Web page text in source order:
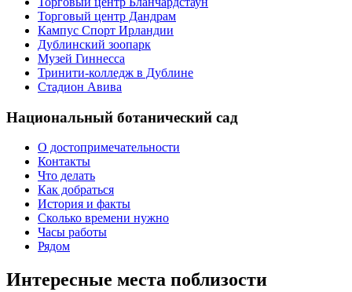
Торговый центр Дандрам
Кампус Спорт Ирландии
Дублинский зоопарк
Музей Гиннесса
Тринити-колледж в Дублине
Стадион Авива
Национальный ботанический сад
О достопримечательности
Контакты
Что делать
Как добраться
История и факты
Сколько времени нужно
Часы работы
Рядом
Интересные места поблизости